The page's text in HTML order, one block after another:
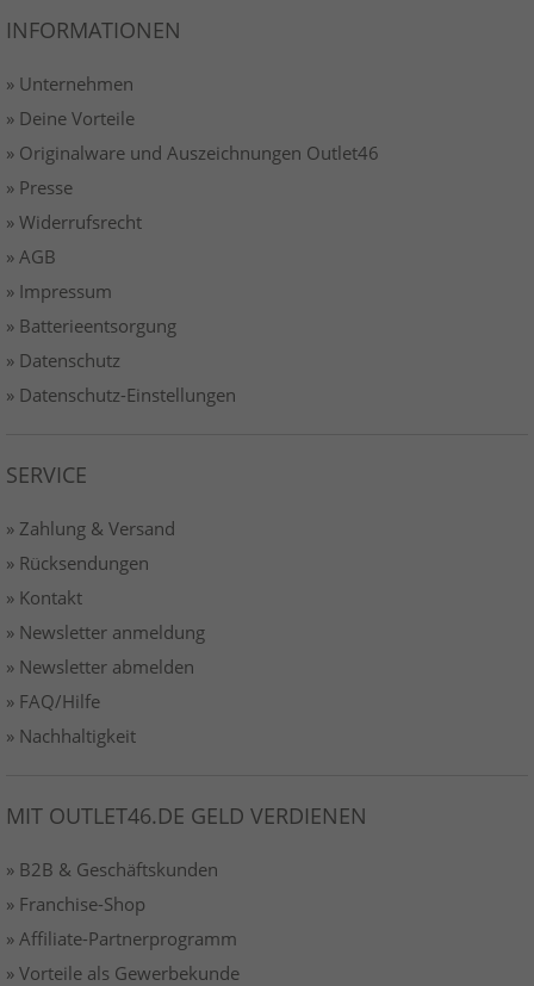
INFORMATIONEN
» Unternehmen
» Deine Vorteile
» Originalware und Auszeichnungen Outlet46
» Presse
» Widerrufsrecht
» AGB
» Impressum
» Batterieentsorgung
» Datenschutz
» Datenschutz-Einstellungen
SERVICE
» Zahlung & Versand
» Rücksendungen
» Kontakt
» Newsletter anmeldung
» Newsletter abmelden
» FAQ/Hilfe
» Nachhaltigkeit
MIT OUTLET46.DE GELD VERDIENEN
» B2B & Geschäftskunden
» Franchise-Shop
» Affiliate-Partnerprogramm
» Vorteile als Gewerbekunde